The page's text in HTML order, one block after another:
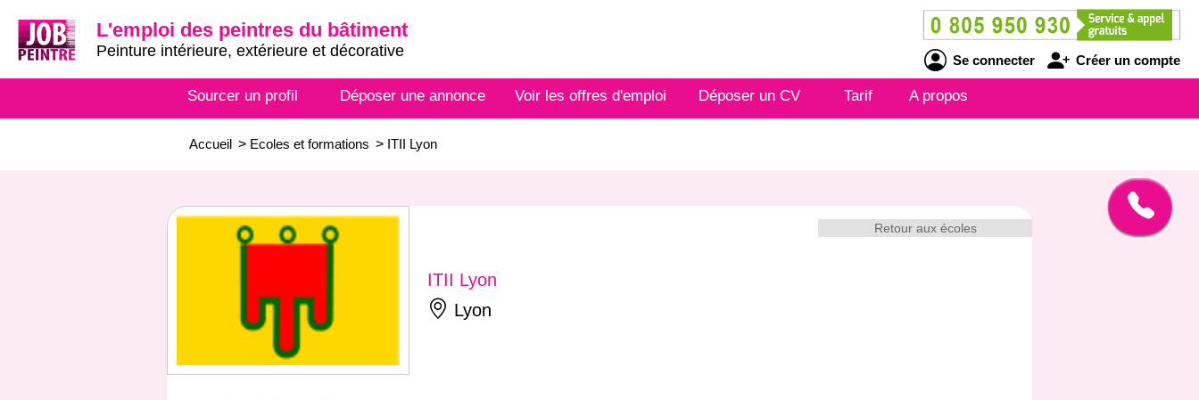
L'emploi des peintres du bâtiment
Peinture intérieure, extérieure et décorative
Se connecter Créer un compte
Sourcer un profil Déposer une annonce Voir les offres d'emploi Déposer un CV Tarif A propos
Accueil > Ecoles et formations > ITII Lyon
Retour aux écoles
ITII Lyon
Lyon